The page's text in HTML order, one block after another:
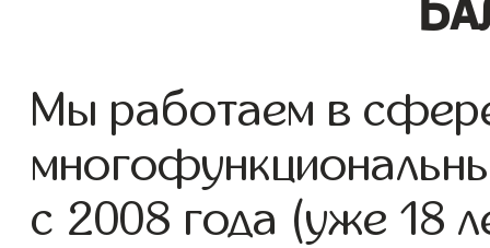
Мы работаем в
с 2008 года (уже 18